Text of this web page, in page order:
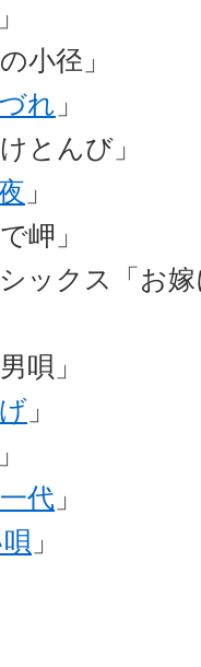
」
小径」
れ 」
とんび」
」
岬」
ックス「お
唄」
」
」
代 」
」